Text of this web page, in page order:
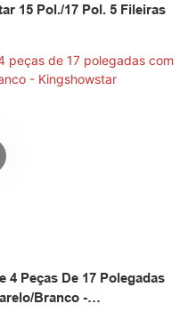
15 Pol./17 Pol. 5 Fileiras
4 Peças De 17 Polegadas
branco -